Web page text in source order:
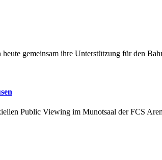
gemeinsam ihre Unterstützung für den
Public Viewing im Munotsaal der FCS